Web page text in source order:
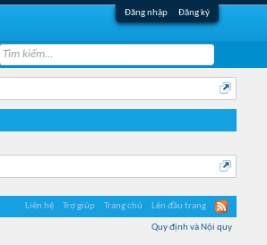
Đăng nhập Đăng ký
Liên hệ Trợ giúp Trang chủ Lên đầu trang
Quy định và Nội quy